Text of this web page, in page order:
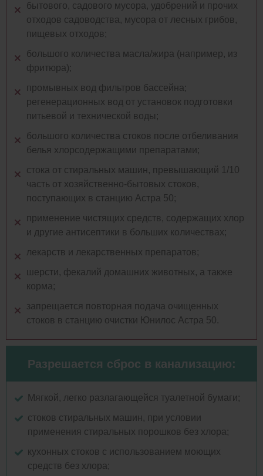
бытового, садового мусора, удобрений и прочих
отходов садоводства, мусора от лесных грибов,
пищевых отходов;
большого количества масла/жира (например, из
фритюра);
промывных вод фильтров бассейна;
регенерационных вод от установок подготовки
питьевой и технической воды;
большого количества стоков после отбеливания
белья хлорсодержащими препаратами;
стока от стиральных машин, превышающий 1/10
часть от хозяйственно-бытовых стоков,
поступающих в станцию Астра 50;
применение чистящих средств, содержащих хлор
и другие антисептики в больших количествах;
лекарств и лекарственных препаратов;
шерсти, фекалий домашних животных, а также
корма;
запрещается повторная подача очищенных
стоков в станцию очистки Юнилос Астра 50.
Разрешается сброс в канализацию:
Мягкой, легко разлагающейся туалетной бумаги;
стоков стиральных машин, при условии
применения стиральных порошков без хлора;
кухонных стоков с использованием моющих
средств без хлора;